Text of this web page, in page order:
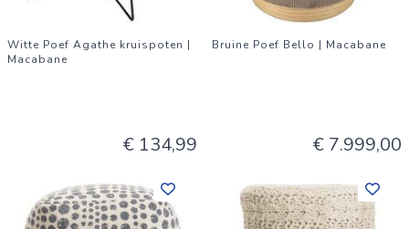
Witte Poef Agathe kruispoten |
Macabane
€ 134,99
Bruine Poef Bello | Macabane
€ 7.999,00